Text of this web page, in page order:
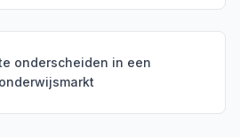
onderscheiden in een